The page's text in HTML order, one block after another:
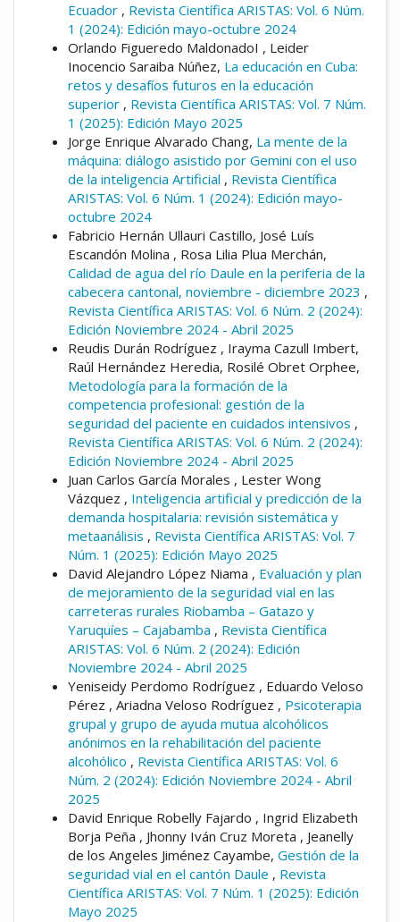
Ecuador , Revista Científica ARISTAS: Vol. 6 Núm.
1 (2024): Edición mayo-octubre 2024
Orlando Figueredo MaldonadoI , Leider
Inocencio Saraiba Núñez, La educación en Cuba:
retos y desafíos futuros en la educación
superior , Revista Científica ARISTAS: Vol. 7 Núm.
1 (2025): Edición Mayo 2025
Jorge Enrique Alvarado Chang, La mente de la
máquina: diálogo asistido por Gemini con el uso
de la inteligencia Artificial , Revista Científica
ARISTAS: Vol. 6 Núm. 1 (2024): Edición mayo-
octubre 2024
Fabricio Hernán Ullauri Castillo, José Luís
Escandón Molina , Rosa Lilia Plua Merchán,
Calidad de agua del río Daule en la periferia de la
cabecera cantonal, noviembre - diciembre 2023 ,
Revista Científica ARISTAS: Vol. 6 Núm. 2 (2024):
Edición Noviembre 2024 - Abril 2025
Reudis Durán Rodríguez , Irayma Cazull Imbert,
Raúl Hernández Heredia, Rosilé Obret Orphee,
Metodología para la formación de la
competencia profesional: gestión de la
seguridad del paciente en cuidados intensivos ,
Revista Científica ARISTAS: Vol. 6 Núm. 2 (2024):
Edición Noviembre 2024 - Abril 2025
Juan Carlos García Morales , Lester Wong
Vázquez , Inteligencia artificial y predicción de la
demanda hospitalaria: revisión sistemática y
metaanálisis , Revista Científica ARISTAS: Vol. 7
Núm. 1 (2025): Edición Mayo 2025
David Alejandro López Niama , Evaluación y plan
de mejoramiento de la seguridad vial en las
carreteras rurales Riobamba – Gatazo y
Yaruquíes – Cajabamba , Revista Científica
ARISTAS: Vol. 6 Núm. 2 (2024): Edición
Noviembre 2024 - Abril 2025
Yeniseidy Perdomo Rodríguez , Eduardo Veloso
Pérez , Ariadna Veloso Rodríguez , Psicoterapia
grupal y grupo de ayuda mutua alcohólicos
anónimos en la rehabilitación del paciente
alcohólico , Revista Científica ARISTAS: Vol. 6
Núm. 2 (2024): Edición Noviembre 2024 - Abril
2025
David Enrique Robelly Fajardo , Ingrid Elizabeth
Borja Peña , Jhonny Iván Cruz Moreta , Jeanelly
de los Angeles Jiménez Cayambe, Gestión de la
seguridad vial en el cantón Daule , Revista
Científica ARISTAS: Vol. 7 Núm. 1 (2025): Edición
Mayo 2025